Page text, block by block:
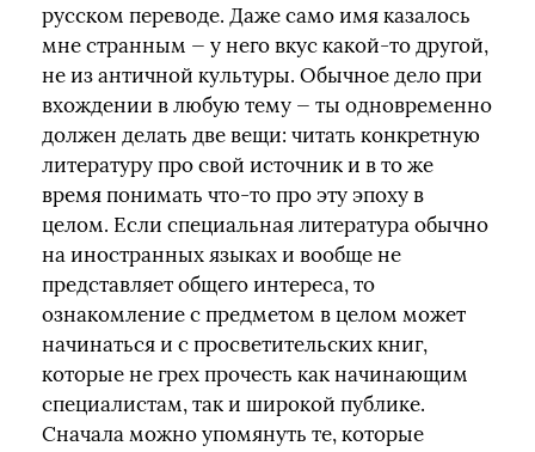
русском переводе. Даже само имя казалось
мне странным — у него вкус какой-то другой,
не из античной культуры. Обычное дело при
вхождении в любую тему — ты одновременно
должен делать две вещи: читать конкретную
литературу про свой источник и в то же
время понимать что-то про эту эпоху в
целом. Если специальная литература обычно
на иностранных языках и вообще не
представляет общего интереса, то
ознакомление с предметом в целом может
начинаться и с просветительских книг,
которые не грех прочесть как начинающим
специалистам, так и широкой публике.
Сначала можно упомянуть те, которые